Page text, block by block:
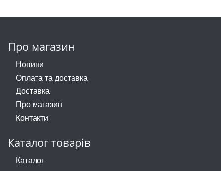
Про магазин
Новини
Оплата та доставка
Доставка
Про магазин
Контакти
Каталог товарів
Каталог